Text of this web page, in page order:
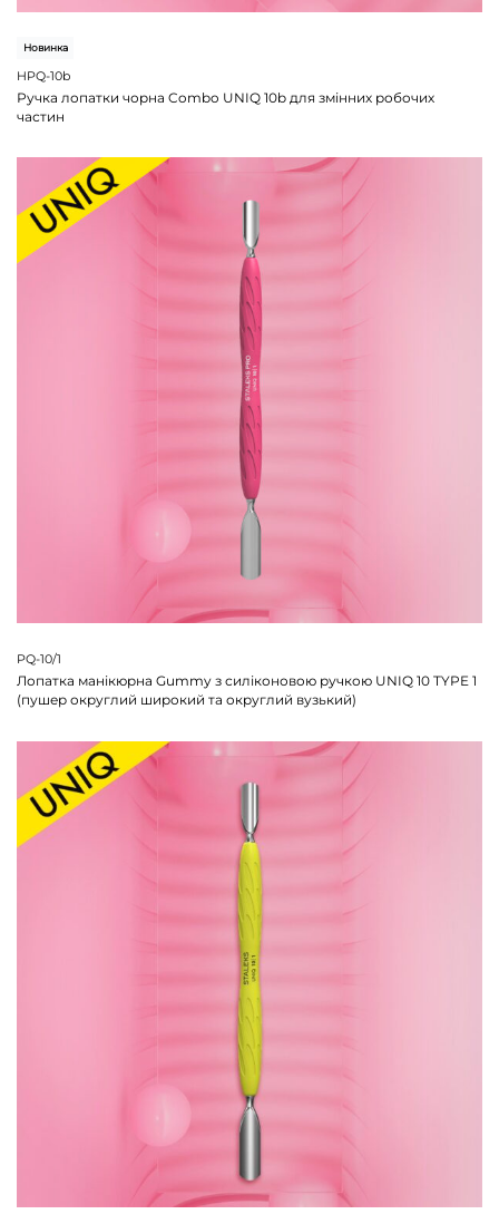
Новинка
HPQ-10b
Ручка лопатки чорна Combo UNIQ 10b для змінних робочих
частин
PQ-10/1
Лопатка манікюрна Gummy з силіконовою ручкою UNIQ 10 TYPE 1
(пушер округлий широкий та округлий вузький)